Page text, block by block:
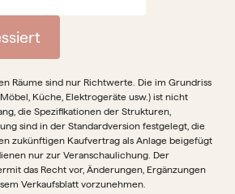
Räume sind nur Richtwerte. Die im Grundriss
Küche, Elektrogeräte usw.) ist nicht
die Spezifikationen der Strukturen,
sind in der Standardversion festgelegt, die
zukünftigen Kaufvertrag als Anlage beigefügt
nur zur Veranschaulichung. Der
das Recht vor, Änderungen, Ergänzungen
Verkaufsblatt vorzunehmen.